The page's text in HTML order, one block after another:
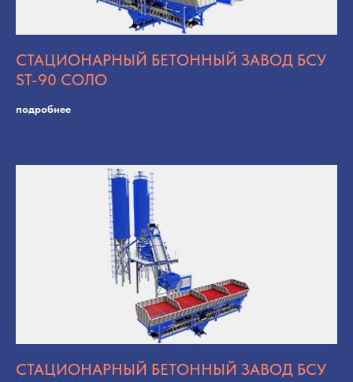
СТАЦИОНАРНЫЙ БЕТОННЫЙ ЗАВОД БСУ
ST-90 СОЛО
подробнее
СТАЦИОНАРНЫЙ БЕТОННЫЙ ЗАВОД БСУ